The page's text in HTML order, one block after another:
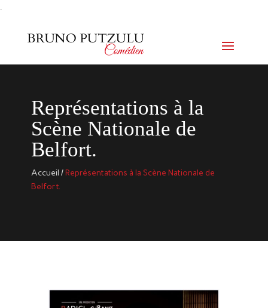
.
Représentations à la
Scène Nationale de
Belfort.
Accueil /Représentations à la Scène Nationale de
Belfort.